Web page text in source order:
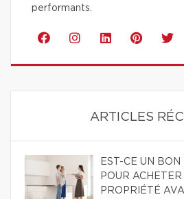
performants.
ARTICLES
EST-CE UN BON
POUR ACHETER
PROPRIÉTÉ